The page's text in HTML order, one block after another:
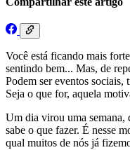
Você está ficando mais
sentindo bem... Mas, de
Podem ser eventos sociais,
Seja o que for, aquela
Um dia virou uma semana,
sabe o que fazer. É nesse
qual muitos de nós já